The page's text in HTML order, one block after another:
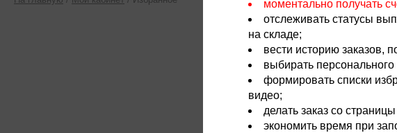
моментально получать
отслеживать статусы
на складе;
вести историю заказов,
выбирать
формировать списки
видео;
делать заказ со
экономить время при